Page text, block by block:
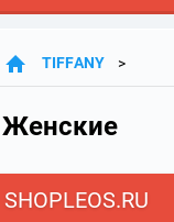
TIFFANY
Женские
SHOPLEOS.RU